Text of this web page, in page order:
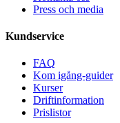
Press och media
Kundservice
FAQ
Kom igång-guider
Kurser
Driftinformation
Prislistor